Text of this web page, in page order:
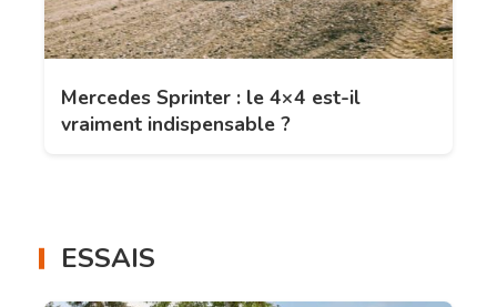
Mercedes Sprinter : le 4×4 est-il
vraiment indispensable ?
ESSAIS